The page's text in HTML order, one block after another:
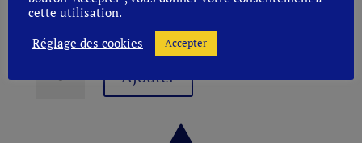
Conditionnement
de
Ajouter
cette utilisation.
Réglage des cookies
Accepter